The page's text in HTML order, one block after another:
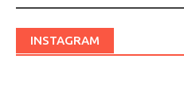
INSTAGRAM